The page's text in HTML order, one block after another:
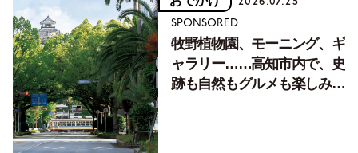
SPONSORED
牧野植物園、モーニング、ギ
ャラリー……高知市内で、史
跡も自然もグルメも楽しみ尽